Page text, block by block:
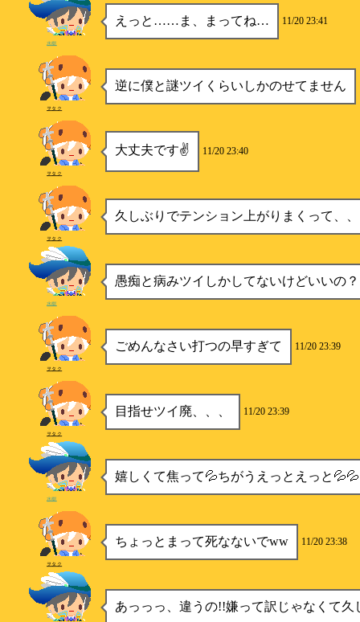
えっと……ま、まってね… 11/20 23:41
水樹
逆に僕と謎ツイくらいしかのせてません
ヲタク
大丈夫です✌ 11/20 23:40
ヲタク
久しぶりでテンション上がりまくって、
ヲタク
愚痴と病みツイしかしてないけどいいの？
水樹
ごめんなさい打つの早すぎて 11/20 23:39
ヲタク
目指せツイ廃、、、 11/20 23:39
ヲタク
嬉しくて焦って💦ちがうえっとえっと💦💦
水樹
ちょっとまって死なないでww 11/20 23:38
ヲタク
あっっっ、違うの!!嫌って訳じゃなくて久